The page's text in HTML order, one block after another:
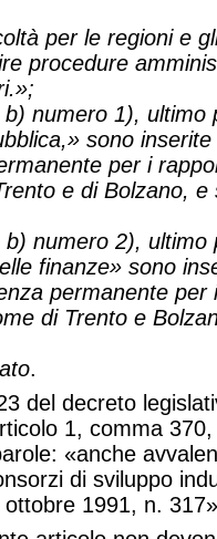
per le regioni e gli
procedure
numero 1), ultimo
sono
per i
e di Bolzano, e
numero 2), ultimo
finanze» sono
permanente
di Trento e
.
del decreto
1, comma
«anche
di sviluppo
1991, n.